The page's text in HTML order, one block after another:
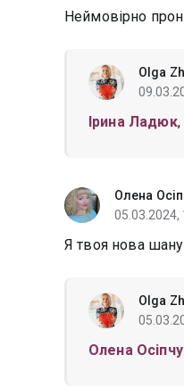
Неймовірно
Olga
Ірина Ладюк,
Олена
05.03.2024,
Я твоя нова
Olga
Олена